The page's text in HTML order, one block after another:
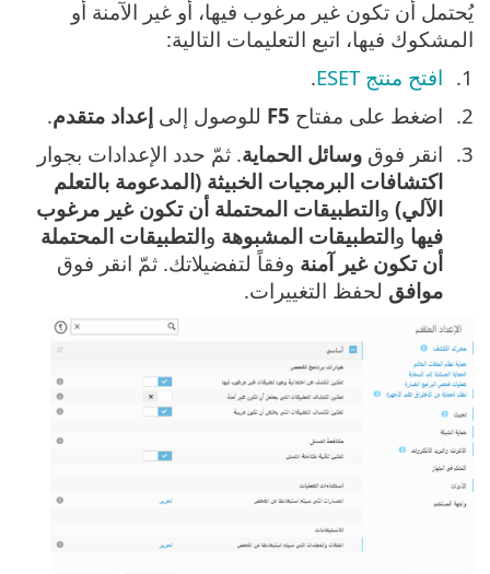
يُحتمل أن تكون غير مرغوب فيها، أو غير الآمنة أو
المشكوك فيها، اتبع التعليمات التالية:
افتح منتج ESET
.
اضغط على مفتاح F5 للوصول إلى إعداد متقدم.
انقر فوق وسائل الحماية. ثمّ حدد الإعدادات بجوار
اكتشافات البرمجيات الخبيثة (المدعومة بالتعلم
الآلي) والتطبيقات المحتملة أن تكون غير مرغوب
فيها والتطبيقات المشبوهة والتطبيقات المحتملة
أن تكون غير آمنة وفقاً لتفضيلاتك. ثمّ انقر فوق
موافق لحفظ التغييرات.